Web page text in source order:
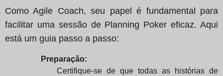
Como Agile Coach, seu papel é fundamental para
facilitar uma sessão de Planning Poker eficaz. Aqui
está um guia passo a passo:
Preparação:
Certifique-se de que todas as histórias de